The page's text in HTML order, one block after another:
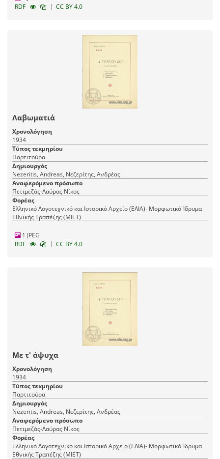
RDF
| CC BY 4.0
Λαβωματιά
Χρονολόγηση
1934
Τύπος τεκμηρίου
Παρτιτούρα
Δημιουργός
Nezeritis, Andreas, Νεζερίτης, Ανδρέας
Αναφερόμενο πρόσωπο
Πετιμεζάς-Λαύρας Νίκος
Φορέας
Ελληνικό Λογοτεχνικό και Ιστορικό Αρχείο (ΕΛΙΑ)- Μορφωτικό Ίδρυμα
Εθνικής Τραπέζης (ΜΙΕΤ)
1 JPEG
RDF
| CC BY 4.0
Με τ' άψυχα
Χρονολόγηση
1934
Τύπος τεκμηρίου
Παρτιτούρα
Δημιουργός
Nezeritis, Andreas, Νεζερίτης, Ανδρέας
Αναφερόμενο πρόσωπο
Πετιμεζάς-Λαύρας Νίκος
Φορέας
Ελληνικό Λογοτεχνικό και Ιστορικό Αρχείο (ΕΛΙΑ)- Μορφωτικό Ίδρυμα
Εθνικής Τραπέζης (ΜΙΕΤ)